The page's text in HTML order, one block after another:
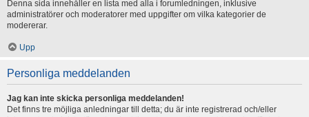
Denna sida innehåller en lista med alla i forumledningen, inklusive
administratörer och moderatorer med uppgifter om vilka kategorier de
modererar.
Upp
Personliga meddelanden
Jag kan inte skicka personliga meddelanden!
Det finns tre möjliga anledningar till detta; du är inte registrerad och/eller